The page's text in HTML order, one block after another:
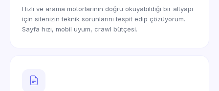
Hızlı ve arama motorlarının doğru okuyabildiği bir altyapı
için sitenizin teknik sorunlarını tespit edip çözüyorum.
Sayfa hızı, mobil uyum, crawl bütçesi.